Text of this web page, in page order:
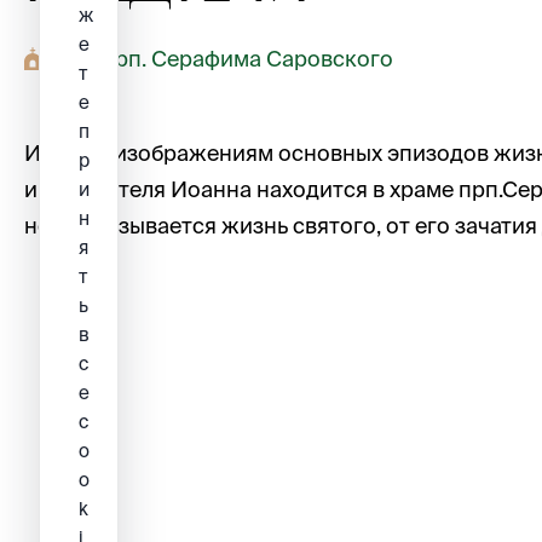
Храм прп. Серафима Саровского
Икона с изображениям основных эпизодов
и Крестителя Иоанна находится в храме
ней показывается жизнь святого, от его
ж
е
т
е
п
р
и
н
я
т
ь
в
с
е
c
o
o
k
i